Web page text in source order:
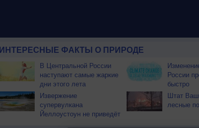
ИНТЕРЕСНЫЕ ФАКТЫ О ПРИРОДЕ
В Центральной России
наступают самые жаркие
дни этого лета
России
быстро
Извержение
супервулкана
Йеллоустоун не приведёт
Штат
лесные